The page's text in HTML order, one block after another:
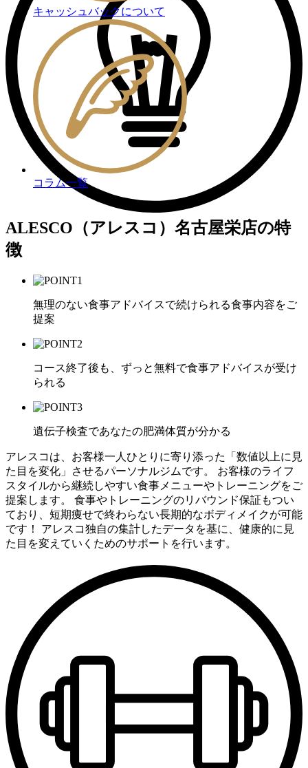
キャッシュバックについて
コラム一覧
ALESCO（アレスコ）名古屋栄店の特
徴
無理のない食事アドバイスで続けられる食事内容をご
提案
コース終了後も、ずっと無料で食事アドバイスが受け
られる
遺伝子検査であなたの肥満体質が分かる
アレスコは、お客様一人ひとりに寄り添った「数値以上に見
た目を変化」させるパーソナルジムです。 お客様のライフ
スタイルから継続しやすい食事メニューやトレーニングをご
提案します。 食事やトレーニングのリバウンド保証もつい
ており、短期痩せで終わらない長期的なボディメイクが可能
です！ アレスコ独自の集計したデータを基に、健康的に見
た目を変えていくためのサポートを行います。